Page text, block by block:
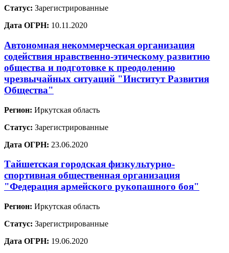
Статус: Зарегистрированные
Дата ОГРН: 10.11.2020
Автономная некоммерческая организация
содействия нравственно-этическому развитию
общества и подготовке к преодолению
чрезвычайных ситуаций "Институт Развития
Общества"
Регион: Иркутская область
Статус: Зарегистрированные
Дата ОГРН: 23.06.2020
Тайшетская городская физкультурно-
спортивная общественная организация
"Федерация армейского рукопашного боя"
Регион: Иркутская область
Статус: Зарегистрированные
Дата ОГРН: 19.06.2020